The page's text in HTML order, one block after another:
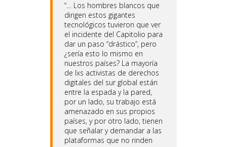
“… Los hombres blancos que
dirigen estos gigantes
tecnológicos tuvieron que ver
el incidente del Capitolio para
dar un paso “drástico”, pero
¿sería esto lo mismo en
nuestros países? La mayoría
de lxs activistas de derechos
digitales del sur global están
entre la espada y la pared,
por un lado, su trabajo está
amenazado en sus propios
países, y por otro lado, tienen
que señalar y demandar a las
plataformas que no rinden